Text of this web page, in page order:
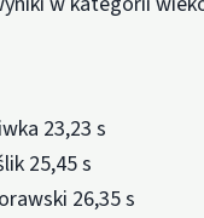
23,23 s
25,45 s
26,35 s